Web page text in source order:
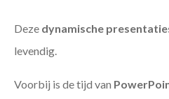
Deze dynamische
levendig.
Voorbij is de tijd van